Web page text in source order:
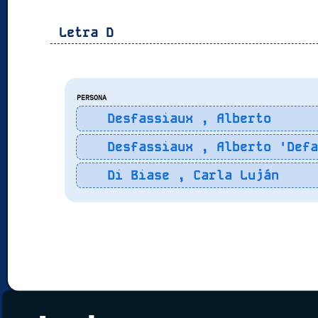
Letra D
PERSONA
Desfassiaux , Alberto
Desfassiaux , Alberto
Di Biase , Carla Luján